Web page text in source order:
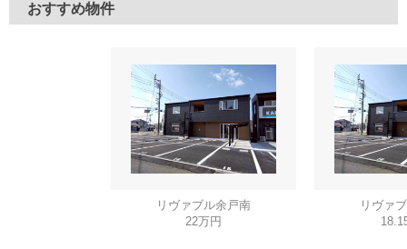
おすすめ物件
リヴァブル余戸南
22万円
リヴァ